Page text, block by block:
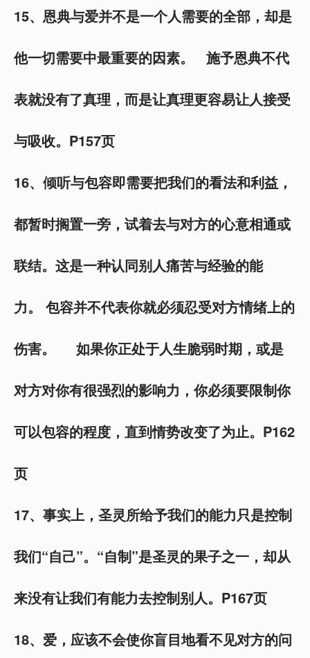
15、恩典与爱并不是一个人需要的全部，却是
他一切需要中最重要的因素。 施予恩典不代
表就没有了真理，而是让真理更容易让人接受
与吸收。P157页
16、倾听与包容即需要把我们的看法和利益，
都暂时搁置一旁，试着去与对方的心意相通或
联结。这是一种认同别人痛苦与经验的能
力。 包容并不代表你就必须忍受对方情绪上的
伤害。 如果你正处于人生脆弱时期，或是
对方对你有很强烈的影响力，你必须要限制你
可以包容的程度，直到情势改变了为止。P162
页
17、事实上，圣灵所给予我们的能力只是控制
我们“自己”。“自制”是圣灵的果子之一，却从
来没有让我们有能力去控制别人。P167页
18、爱，应该不会使你盲目地看不见对方的问